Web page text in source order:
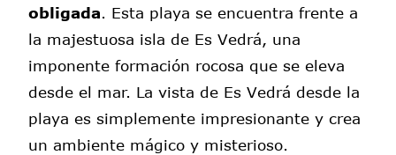
obligada. Esta playa se encuentra frente a
la majestuosa isla de Es Vedrá, una
imponente formación rocosa que se eleva
desde el mar. La vista de Es Vedrá desde la
playa es simplemente impresionante y crea
un ambiente mágico y misterioso.